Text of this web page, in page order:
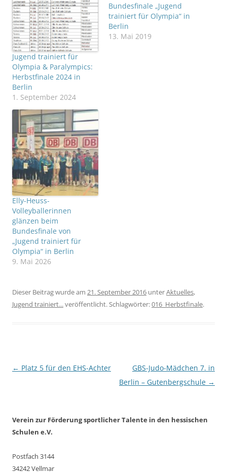
Jugend trainiert für
Olympia & Paralympics:
Herbstfinale 2024 in
Berlin
1. September 2024
Bundesfinale „Jugend
trainiert für Olympia“ in
Berlin
13. Mai 2019
Elly-Heuss-
Volleyballerinnen
glänzen beim
Bundesfinale von
„Jugend trainiert für
Olympia“ in Berlin
9. Mai 2026
Dieser Beitrag wurde am 21. September 2016 unterAktuelles,
Jugend trainiert...veröffentlicht. Schlagwörter:016_Herbstfinale.
Beitragsnavigation
← Platz 5 für den EHS-Achter
GBS-Judo-Mädchen 7. in
Berlin – Gutenbergschule →
Verein zur Förderung sportlicher Talente in den hessischen
Schulen e.V.
Postfach 3144
34242 Vellmar